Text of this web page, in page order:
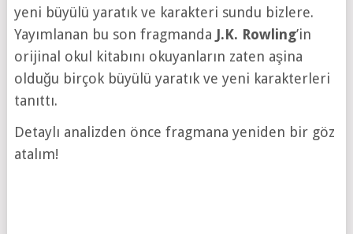
yeni büyülü yaratık ve karakteri sundu bizlere.
Yayımlanan bu son fragmanda J.K. Rowling’in
orijinal okul kitabını okuyanların zaten aşina
olduğu birçok büyülü yaratık ve yeni karakterleri
tanıttı.
Detaylı analizden önce fragmana yeniden bir göz
atalım!